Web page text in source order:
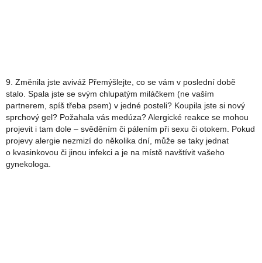
9. Změnila jste aviváž Přemýšlejte, co se vám v poslední době
stalo. Spala jste se svým chlupatým miláčkem (ne vaším
partnerem, spíš třeba psem) v jedné posteli? Koupila jste si nový
sprchový gel? Požahala vás medúza? Alergické reakce se mohou
projevit i tam dole – svěděním či pálením při sexu či otokem. Pokud
projevy alergie nezmizí do několika dní, může se taky jednat
o kvasinkovou či jinou infekci a je na místě navštívit vašeho
gynekologa.